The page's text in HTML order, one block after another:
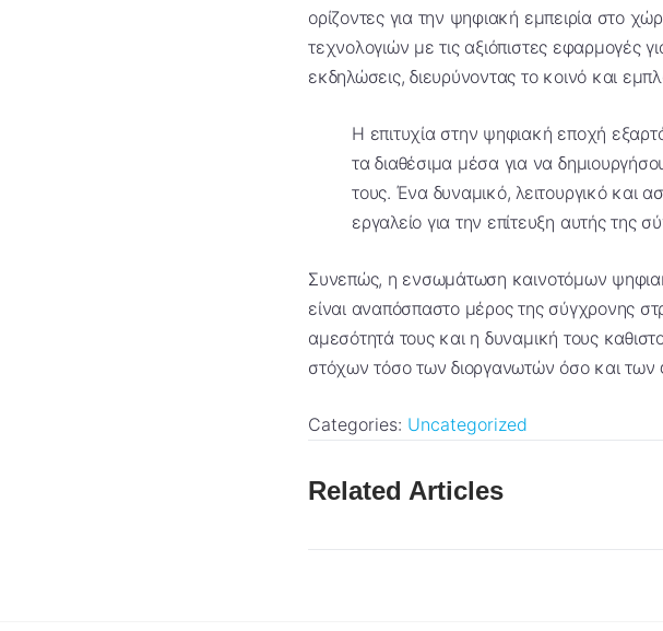
ορίζοντες για την ψηφιακή εμπειρία στο
τεχνολογιών με τις αξιόπιστες εφαρμογές
εκδηλώσεις, διευρύνοντας το κοινό και
Η επιτυχία στην ψηφιακή εποχή
τα διαθέσιμα μέσα για να
τους. Ένα δυναμικό, λειτουργικό και
εργαλείο για την επίτευξη αυτής της
Συνεπώς, η ενσωμάτωση καινοτόμων
είναι αναπόσπαστο μέρος της σύγχρονης
αμεσότητά τους και η δυναμική τους
στόχων τόσο των διοργανωτών όσο και των
Categories: Uncategorized
Related Articles